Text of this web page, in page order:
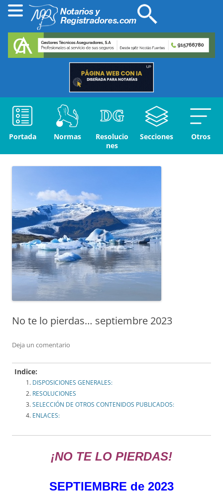
Portada Normas
Resolucio
nes
Secciones Otros
No te lo pierdas… septiembre 2023
Deja un comentario
Indice:
DISPOSICIONES GENERALES:
RESOLUCIONES
SELECCIÓN DE OTROS CONTENIDOS PUBLICADOS:
ENLACES:
¡NO TE LO PIERDAS!
SEPTIEMBRE de 2023